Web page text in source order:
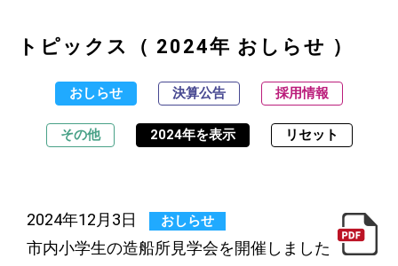
トピックス（ 2024年 おしらせ ）
おしらせ 決算公告 採用情報
その他 2024年を表示 リセット
2024年12月3日 おしらせ
市内小学生の造船所見学会を開催しました